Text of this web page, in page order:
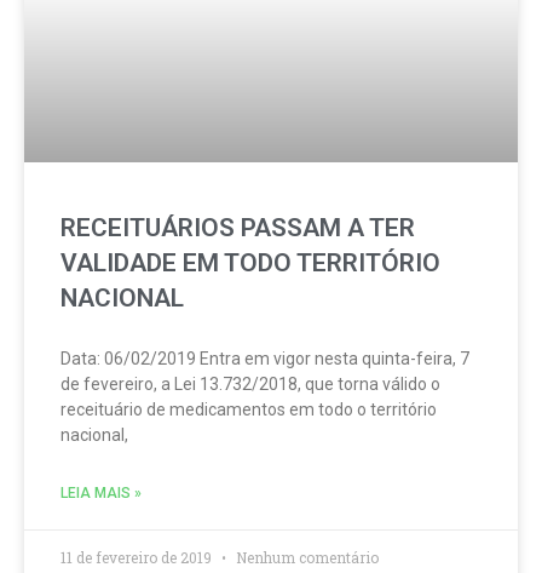
RECEITUÁRIOS PASSAM A TER
VALIDADE EM TODO TERRITÓRIO
NACIONAL
Data: 06/02/2019 Entra em vigor nesta quinta-feira, 7
de fevereiro, a Lei 13.732/2018, que torna válido o
receituário de medicamentos em todo o território
nacional,
LEIA MAIS »
11 de fevereiro de 2019 Nenhum comentário